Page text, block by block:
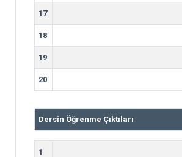
17
18
19
20
Dersin Öğrenme Çıktıları
1